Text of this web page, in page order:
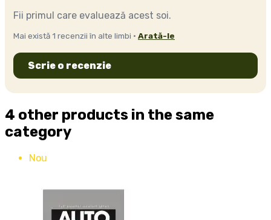
Fii primul care evaluează acest soi.
Mai există 1 recenzii în alte limbi · Arată-le
Scrie o recenzie
4 other products in the same
category
Nou